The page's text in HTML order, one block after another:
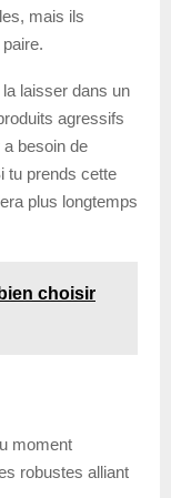
mais ils
la laisser dans un
agressifs
besoin de
tu prends cette
plus longtemps
choisir
moment
robustes alliant